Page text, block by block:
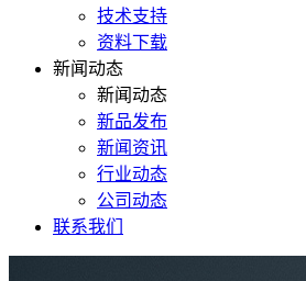
技术支持
资料下载
新闻动态
新闻动态
新品发布
新闻资讯
行业动态
公司动态
联系我们